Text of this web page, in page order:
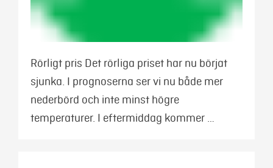
Rörligt pris Det rörliga priset har nu börjat
sjunka. I prognoserna ser vi nu både mer
nederbörd och inte minst högre
temperaturer. I eftermiddag kommer …